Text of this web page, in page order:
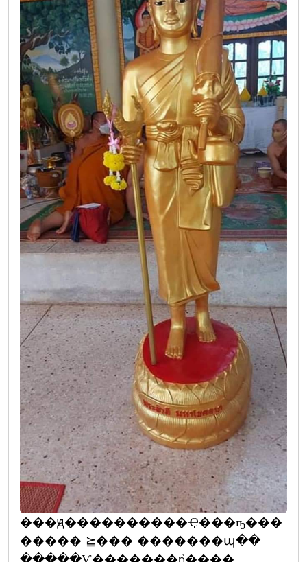
���ԭ����������Ҿ���ҧ���
����� ⪴��� �������պ��